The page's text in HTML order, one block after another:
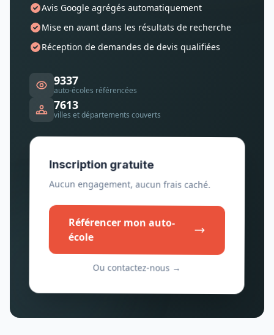
Avis Google agrégés automatiquement
Mise en avant dans les résultats de recherche
Réception de demandes de devis qualifiées
9337
auto-écoles référencées
7613
villes et départements couverts
Inscription gratuite
Aucun engagement, aucun frais caché.
Référencer mon auto-
école
Ou contactez-nous →